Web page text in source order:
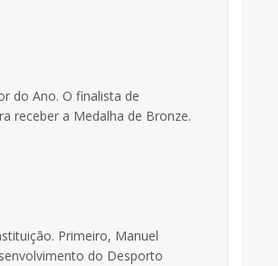
do Ano. O finalista de
receber a Medalha de Bronze.
Primeiro, Manuel
do Desporto